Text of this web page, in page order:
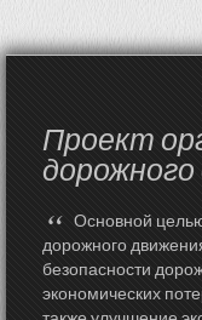
Проект
“ Основной
дорожного
безопасности
экономических